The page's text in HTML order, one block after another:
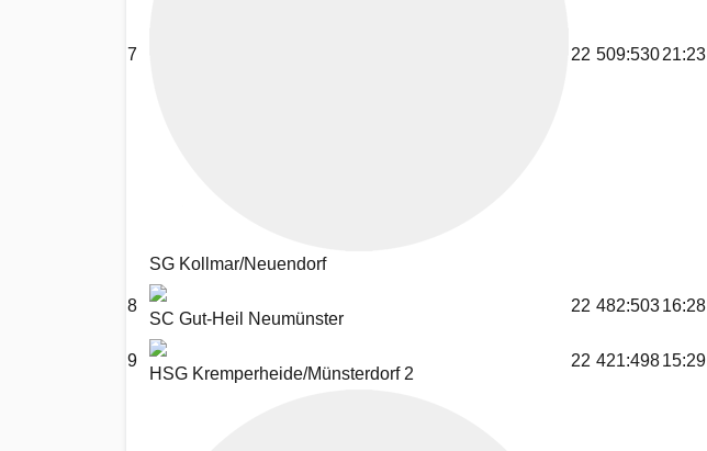
7
SG Kollmar/Neuendorf
22 509:53021:23
8
SC Gut-Heil Neumünster
22 482:50316:28
9
HSG Kremperheide/Münsterdorf 2
22 421:49815:29